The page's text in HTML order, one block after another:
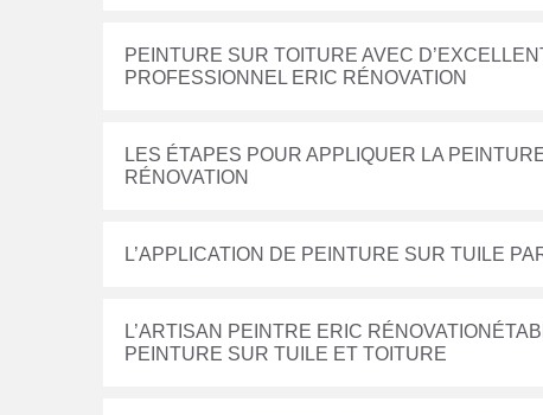
PEINTURE SUR TOITURE AVEC
PROFESSIONNEL ERIC RÉNOVATION
LES ÉTAPES POUR APPLIQUER LA
RÉNOVATION
L’APPLICATION DE PEINTURE SUR TUILE
L’ARTISAN PEINTRE ERIC
PEINTURE SUR TUILE ET TOITURE